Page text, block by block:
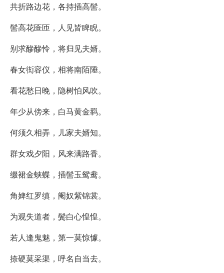
共折路边花，各持插高髻。
髻高花匼匝，人见皆睥睨。
别求醦醦怜，将归见夫婿。
春女衒容仪，相将南陌陲。
看花愁日晚，隐树怕风吹。
年少从傍来，白马黄金羁。
何须久相弄，儿家夫婿知。
群女戏夕阳，风来满路香。
缀裙金蛱蝶，插髻玉鸳鸯。
角婢红罗缜，阉奴紫锦裳。
为观失道者，鬓白心惶惶。
若人逢鬼魅，第一莫惊懅。
捺硬莫采渠，呼名自当去。